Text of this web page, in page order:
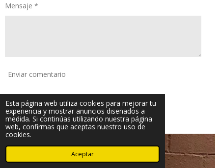
Esta página web utiliza cookies para mejorar tu
experiencia y mostrar anuncios diseñados a
medida. Si continúas utilizando nuestra página
web, confirmas que aceptas nuestro uso de
cookies.
Aceptar
Mensaje *
Enviar comentario
Comentarios
Todavía no hay comentarios